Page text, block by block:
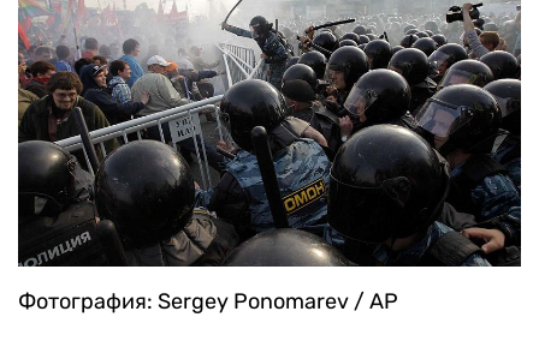
Фотография: Sergey Ponomarev / AP